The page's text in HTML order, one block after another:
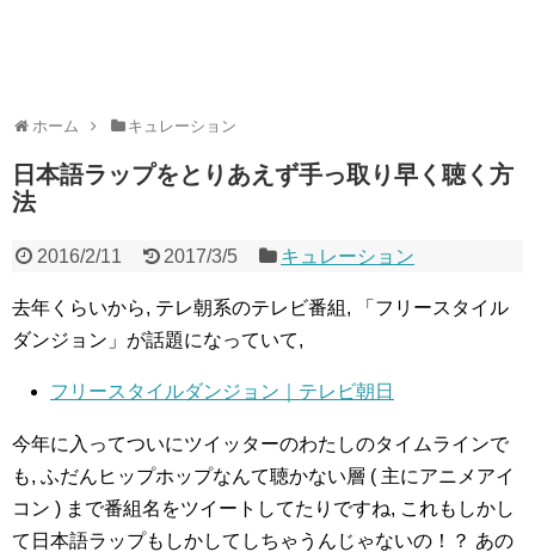
ホーム キュレーション
日本語ラップをとりあえず手っ取り早く聴く方
法
2016/2/11 2017/3/5 キュレーション
去年くらいから, テレ朝系のテレビ番組, 「フリースタイル
ダンジョン」が話題になっていて,
フリースタイルダンジョン｜テレビ朝日
今年に入ってついにツイッターのわたしのタイムラインで
も, ふだんヒップホップなんて聴かない層 ( 主にアニメアイ
コン ) まで番組名をツイートしてたりですね, これもしかし
て日本語ラップもしかしてしちゃうんじゃないの！？ あの